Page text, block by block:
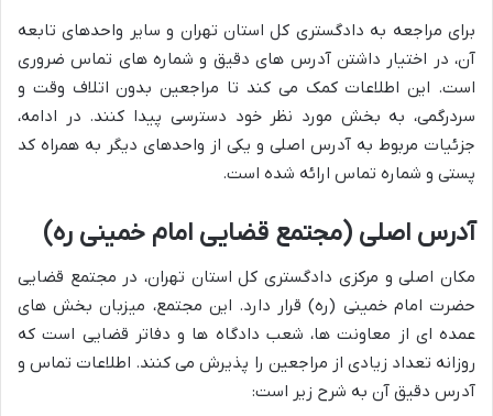
برای مراجعه به دادگستری کل استان تهران و سایر واحدهای تابعه
آن، در اختیار داشتن آدرس های دقیق و شماره های تماس ضروری
است. این اطلاعات کمک می کند تا مراجعین بدون اتلاف وقت و
سردرگمی، به بخش مورد نظر خود دسترسی پیدا کنند. در ادامه،
جزئیات مربوط به آدرس اصلی و یکی از واحدهای دیگر به همراه کد
پستی و شماره تماس ارائه شده است.
آدرس اصلی (مجتمع قضایی امام خمینی ره)
مکان اصلی و مرکزی دادگستری کل استان تهران، در مجتمع قضایی
حضرت امام خمینی (ره) قرار دارد. این مجتمع، میزبان بخش های
عمده ای از معاونت ها، شعب دادگاه ها و دفاتر قضایی است که
روزانه تعداد زیادی از مراجعین را پذیرش می کنند. اطلاعات تماس و
آدرس دقیق آن به شرح زیر است: